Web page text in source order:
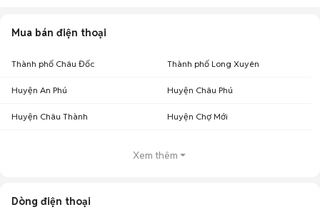
Mua bán điện thoại
Thành phố Châu Đốc Thành phố Long Xuyên
Huyện An Phú Huyện Châu Phú
Huyện Châu Thành Huyện Chợ Mới
Xem thêm
Dòng điện thoại